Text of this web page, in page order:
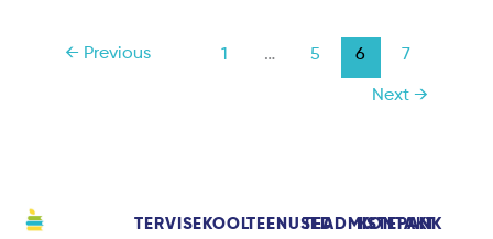
← Previous 1 … 5 6 7
Next →
TERVISEKOOLTEENUSEDTEADMISTEPANK
KONTAKT